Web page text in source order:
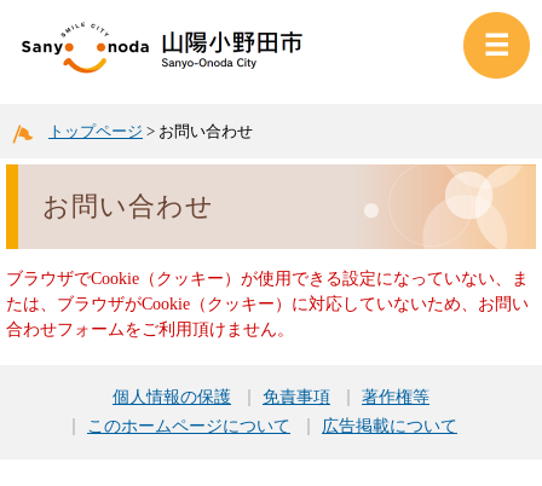
トップページ > お問い合わせ
お問い合わせ
ブラウザでCookie（クッキー）が使用できる設定になっていない、ま
たは、ブラウザがCookie（クッキー）に対応していないため、お問い
合わせフォームをご利用頂けません。
個人情報の保護 免責事項
著作権等
このホームページについて
広告掲載について